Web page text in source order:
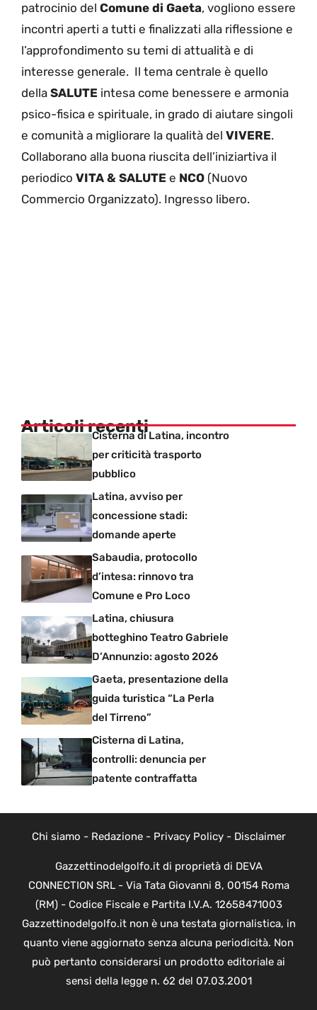
patrocinio del Comune di Gaeta, vogliono essere
incontri aperti a tutti e finalizzati alla riflessione e
l’approfondimento su temi di attualità e di
interesse generale. Il tema centrale è quello
della SALUTE intesa come benessere e armonia
psico-fisica e spirituale, in grado di aiutare singoli
e comunità a migliorare la qualità del VIVERE.
Collaborano alla buona riuscita dell’iniziartiva il
periodico VITA & SALUTE e NCO (Nuovo
Commercio Organizzato). Ingresso libero.
Articoli recentiCisterna di Latina, incontro
per criticità trasporto
pubblico
Latina, avviso per
concessione stadi:
domande aperte
Sabaudia, protocollo
d’intesa: rinnovo tra
Comune e Pro Loco
Latina, chiusura
botteghino Teatro Gabriele
D’Annunzio: agosto 2026
Gaeta, presentazione della
guida turistica “La Perla
del Tirreno”
Cisterna di Latina,
controlli: denuncia per
patente contraffatta
Chi siamo - Redazione- Privacy Policy- Disclaimer
Gazzettinodelgolfo.it di proprietà di DEVA
CONNECTION SRL - Via Tata Giovanni 8, 00154 Roma
(RM) - Codice Fiscale e Partita I.V.A. 12658471003
Gazzettinodelgolfo.it non è una testata giornalistica, in
quanto viene aggiornato senza alcuna periodicità. Non
può pertanto considerarsi un prodotto editoriale ai
sensi della legge n. 62 del 07.03.2001